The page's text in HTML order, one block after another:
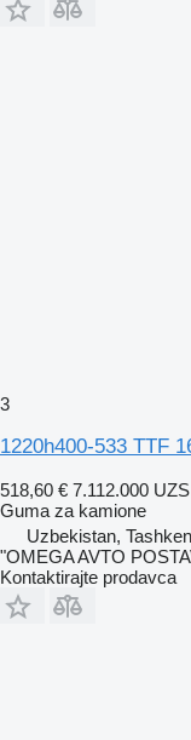
3
1220h400-533 TTF
518,60 € 7.112.000 UZS
Guma za kamione
Uzbekistan,
"OMEGA AVTO
Kontaktirajte prodavca